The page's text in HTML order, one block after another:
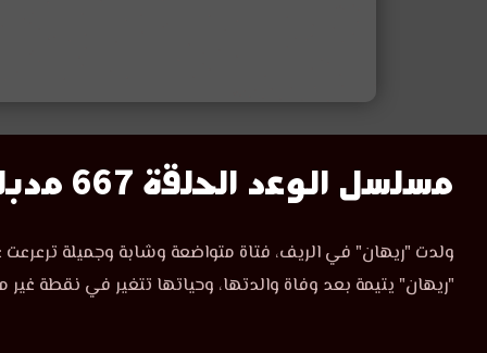
مسلسل
الوعد
الحلقة
مسلسل الوعد الحلقة 667 مدبلج
مسلسل
الوعد
الحلقة
ولدت "ريهان" في الريف، فتاة متواضعة وشابة وجميلة ترعرعت
"ريهان" يتيمة بعد وفاة والدتها، وحياتها تتغير في نقطة غير